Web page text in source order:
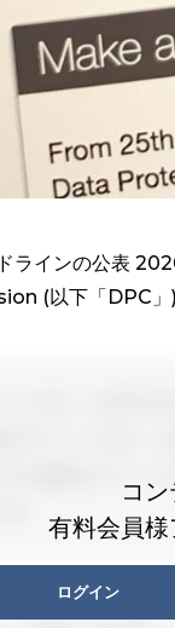
ラインの公表
(以下「DPC」)
コ
有料会員
ログイン